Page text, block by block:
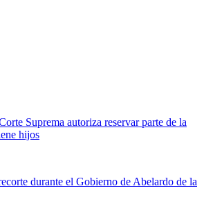
Suprema autoriza reservar parte de la
hijos
durante el Gobierno de Abelardo de la